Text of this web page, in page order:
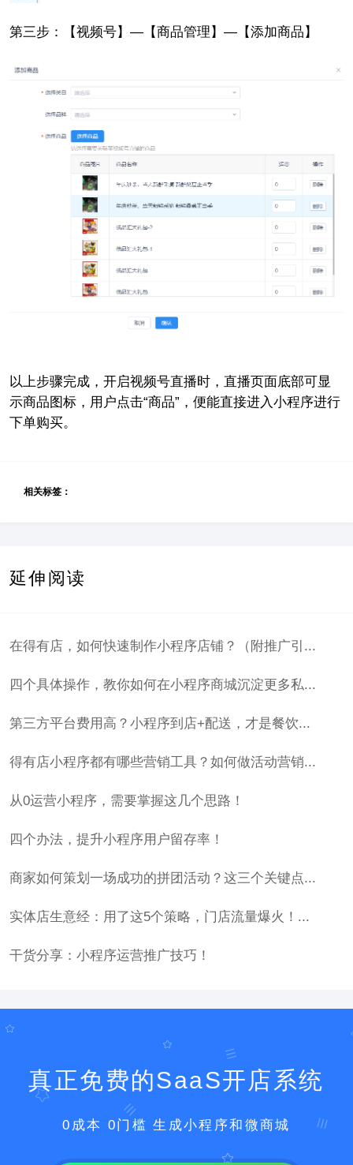
第三步：【视频号】—【商品管理】—【添加商品】
以上步骤完成，开启视频号直播时，直播页面底部可显
示商品图标，用户点击“商品”，便能直接进入小程序进行
下单购买。
相关标签：
延伸阅读
在得有店，如何快速制作小程序店铺？（附推广引...
四个具体操作，教你如何在小程序商城沉淀更多私...
第三方平台费用高？小程序到店+配送，才是餐饮...
得有店小程序都有哪些营销工具？如何做活动营销...
从0运营小程序，需要掌握这几个思路！
四个办法，提升小程序用户留存率！
商家如何策划一场成功的拼团活动？这三个关键点...
实体店生意经：用了这5个策略，门店流量爆火！...
干货分享：小程序运营推广技巧！
真正免费的SaaS开店系统
0成本 0门槛 生成小程序和微商城